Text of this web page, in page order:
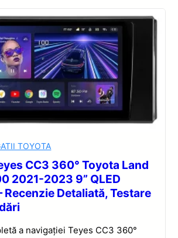
TOYOTA
CC3 360° Toyota Land
2021-2023 9” QLED
Detaliată, Testare
a navigației Teyes CC3 360°